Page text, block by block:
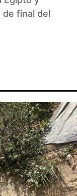
de final del